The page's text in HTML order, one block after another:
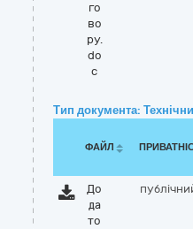
го
во
ру.
do
c
Тип документа:
ФАЙЛ
До
да
то